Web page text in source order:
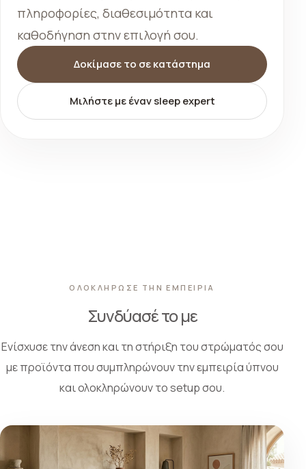
πληροφορίες, διαθεσιμότητα και
καθοδήγηση στην επιλογή σου.
Δοκίμασε το σε κατάστημα
Μιλήστε με έναν sleep expert
ΟΛΟΚΛΗΡΩΣΕ ΤΗΝ ΕΜΠΕΙΡΙΑ
Συνδύασέ το με
Ενίσχυσε την άνεση και τη στήριξη του στρώματός σου
με προϊόντα που συμπληρώνουν την εμπειρία ύπνου
και ολοκληρώνουν το setup σου.